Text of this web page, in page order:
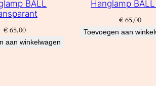
BALL
€65,00
aan winkelwagen
Hanglamp
€65,00
Toevoegen aan